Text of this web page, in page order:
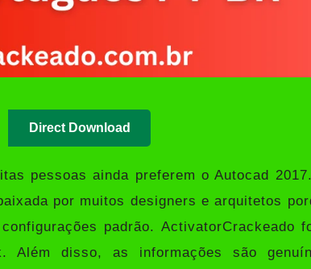
Direct Download
pessoas ainda preferem oAutocad
por muitos designers e arquitetos
padrão. ActivatorCrackeado
Além disso, as informações são